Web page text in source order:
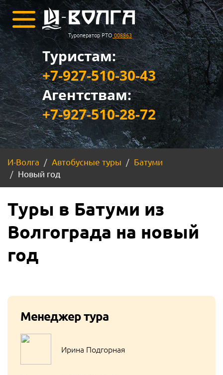
Туроператор РТО 008863
Туристам:
+7-927-510-30-43
Агентствам:
+7-927-510-28-72
И-Волга Автобусные туры
Батуми
Новый год
Туры в Батуми из
Волгограда на новый
год
Менеджер тура
Ирина Подгорная